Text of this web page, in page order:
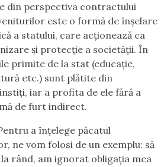
din perspectiva contractului
este o formă de înșelare
a statului, care acționează ca
și protecție a societății. În
primite de la stat (educație,
etc.) sunt plătite din
iar a profita de ele fără a
de furt indirect.
a înțelege păcatul
ne vom folosi de un exemplu: să
rând, am ignorat obligația mea